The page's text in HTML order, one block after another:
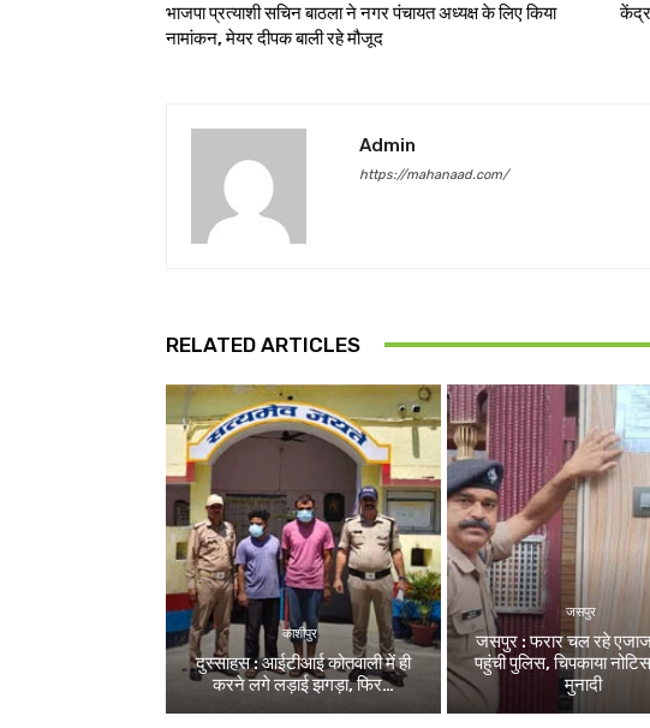
भाजपा प्रत्याशी सचिन बाठला ने नगर पंचायत अध्यक्ष के लिए किया
नामांकन, मेयर दीपक बाली रहे मौजूद
Admin
https://mahanaad.com/
RELATED ARTICLES
काशीपुर
दुस्साहस : आईटीआई कोतवाली में ही
करने लगे लड़ाई झगड़ा, फिर…
जसपुर
जसपुर : फरार चल रहे
पहुंची पुलिस, चिपकाया
मुनादी